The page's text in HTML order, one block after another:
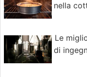
nella
Le
di